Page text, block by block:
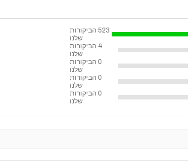
523 הביקורות
שלנו
4 הביקורות
שלנו
0 הביקורות
שלנו
0 הביקורות
שלנו
0 הביקורות
שלנו